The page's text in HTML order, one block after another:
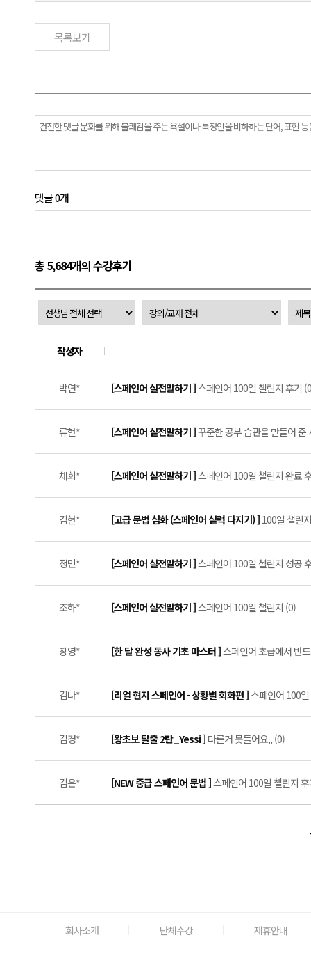
목록보기
댓글 0개
총 5,684개의 수강후기
작성자
박연* [스페인어 실전말하기 ]스페인어 100일 챌린지 후기
류현* [스페인어 실전말하기 ]꾸준한 공부 습관을 만들어
채희* [스페인어 실전말하기 ]스페인어 100일 챌린지 완료
김현* [고급 문법 심화 (스페인어 실력 다지기) ] 100일 챌린
정민* [스페인어 실전말하기 ]스페인어 100일 첼린지 성공
조하* [스페인어 실전말하기 ]스페인어 100일 챌린지 (0)
장영* [한 달 완성 동사 기초 마스터 ]스페인어 초급에서 반
김나* [리얼 현지 스페인어 - 상황별 회화편 ]스페인어 100
김경* [왕초보 탈출 2탄_Yessi ] 다른거 못들어요,, (0)
김은* [NEW 중급 스페인어 문법 ]스페인어 100일 챌린지
회사소개 단체수강 제휴안내